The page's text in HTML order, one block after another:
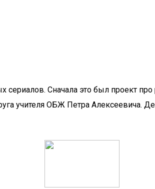
Сначала это был проект
учителя ОБЖ Петра Алексеевича.